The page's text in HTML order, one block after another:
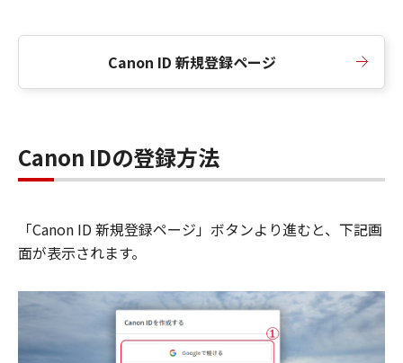
Canon ID 新規登録ページ
Canon IDの登録方法
「Canon ID 新規登録ページ」ボタンより進むと、下記画
面が表示されます。